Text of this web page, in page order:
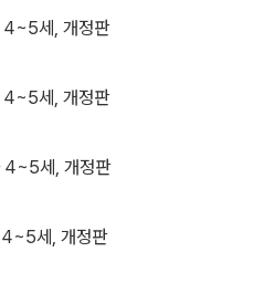
4~5세, 개정판
4~5세, 개정판
4~5세, 개정판
4~5세, 개정판